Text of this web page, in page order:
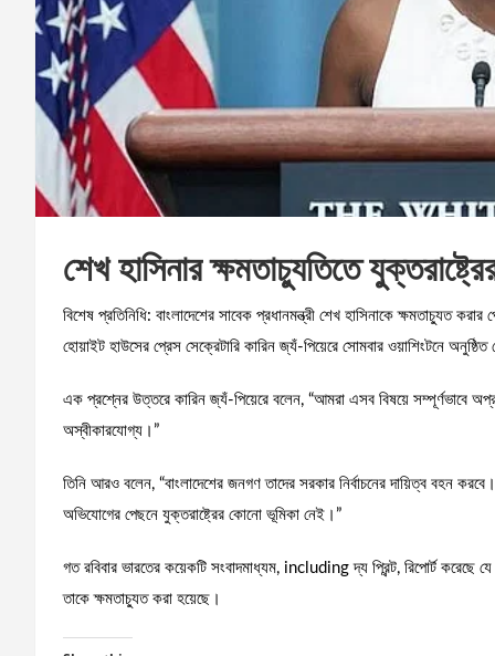
শেখ হাসিনার ক্ষমতাচ্যুতিতে
বিশেষ প্রতিনিধি: বাংলাদেশের সাবেক প্রধানমন্ত্রী শেখ হাসিনাকে ক্ষমতাচ্যুত
হোয়াইট হাউসের প্রেস সেক্রেটারি কারিন জ্যঁ-পিয়েরে সোমবার ওয়াশিংটনে
এক প্রশ্নের উত্তরে কারিন জ্যঁ-পিয়েরে বলেন, “আমরা এসব বিষয়ে সম্পূর্ণভাবে
অস্বীকারযোগ্য।”
তিনি আরও বলেন, “বাংলাদেশের জনগণ তাদের সরকার নির্বাচনের দায়িত্ব বহন
অভিযোগের পেছনে যুক্তরাষ্ট্রের কোনো ভূমিকা নেই।”
গত রবিবার ভারতের কয়েকটি সংবাদমাধ্যম, including দ্য প্রিন্ট, রিপোর্ট করেছে যে
তাকে ক্ষমতাচ্যুত করা হয়েছে।